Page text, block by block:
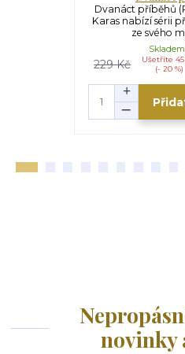
Dvanáct příběhů
Karas nabízí sérii
ze svého
229 Kč
Ušetříte 45
(- 20 %)
novinky